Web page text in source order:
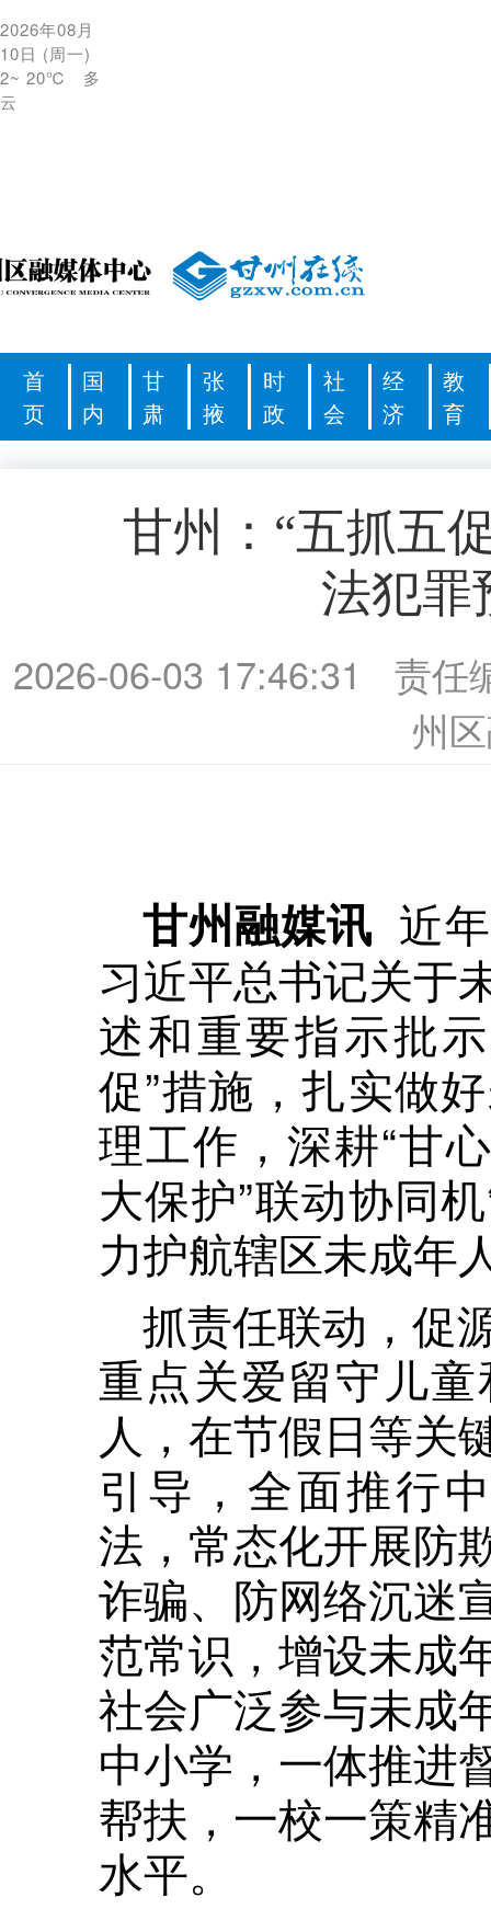
2026年08月
10日 (周一)
2~ 20℃
多
云
首
页
国
内
甘
肃
张
掖
时
政
社
会
经
济
教
育
甘州：“五抓五
法犯罪
2026-06-03 17:46:31
责任
州
甘州融媒讯 近
习近平总书记关于
述和重要指示批
促”措施，扎实做
理工作，深耕“甘
大保护”联动协同
力护航辖区未成年
抓责任联动，促
重点关爱留守儿
人，在节假日等关
引导，全面推行
法，常态化开展防
诈骗、防网络沉迷
范常识，增设未成
社会广泛参与未成
中小学，一体推进
帮扶，一校一策精
水平。